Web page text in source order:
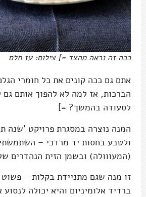
ככה זה נראה מהצד =] צילום: עז תלם
אתם גם ככה קונים את כל חומרי
הברכות, אז למה לא להפוך אותם גם
לסעודה בהמשך? =]
המנה נוצרה במסגרת פרויקט 'שנה
ולטבע בחסות יד מרדכי –
(המעווולה) ובשמן הזית הנהדרים
זו מנה שגם מתניידת בקלות –
ברדיד אלומיניום והיא יכולה